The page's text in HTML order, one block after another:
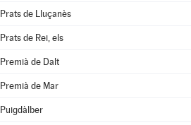
Prats de Lluçanès
Prats de Rei, els
Premià de Dalt
Premià de Mar
Puigdàlber